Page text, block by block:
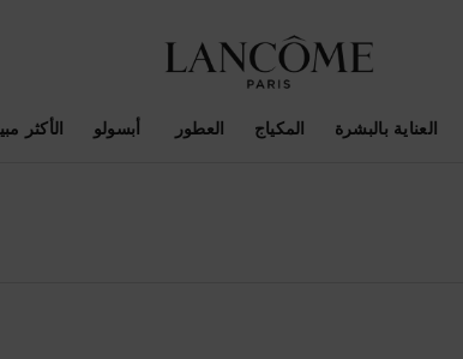
العناية بالبشرة المكياج العطور أبسولو الأكثر